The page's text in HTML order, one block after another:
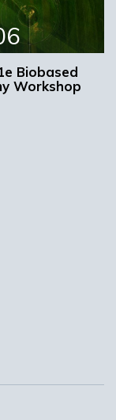
Engels.
van de
Biobased
Workshop